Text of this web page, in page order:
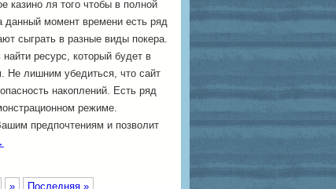
казино ля того чтобы в полной
данный момент времени есть ряд
сыграть в разные виды покера.
ресурс, который будет в
Не лишним убедиться, что сайт
накоплений. Есть ряд
режиме.
предпочтениям и позволит
» Последняя »